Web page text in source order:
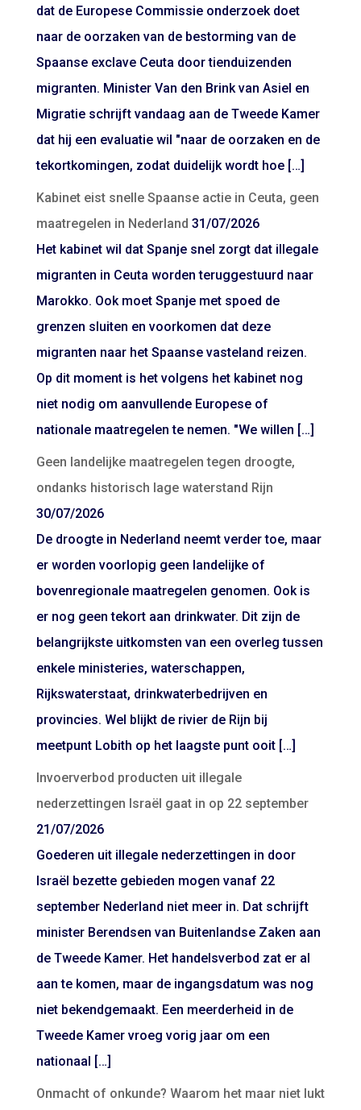
dat de Europese Commissie onderzoek doet
naar de oorzaken van de bestorming van de
Spaanse exclave Ceuta door tienduizenden
migranten. Minister Van den Brink van Asiel en
Migratie schrijft vandaag aan de Tweede Kamer
dat hij een evaluatie wil "naar de oorzaken en de
tekortkomingen, zodat duidelijk wordt hoe […]
Kabinet eist snelle Spaanse actie in Ceuta, geen
maatregelen in Nederland 31/07/2026
Het kabinet wil dat Spanje snel zorgt dat illegale
migranten in Ceuta worden teruggestuurd naar
Marokko. Ook moet Spanje met spoed de
grenzen sluiten en voorkomen dat deze
migranten naar het Spaanse vasteland reizen.
Op dit moment is het volgens het kabinet nog
niet nodig om aanvullende Europese of
nationale maatregelen te nemen. "We willen […]
Geen landelijke maatregelen tegen droogte,
ondanks historisch lage waterstand Rijn
30/07/2026
De droogte in Nederland neemt verder toe, maar
er worden voorlopig geen landelijke of
bovenregionale maatregelen genomen. Ook is
er nog geen tekort aan drinkwater. Dit zijn de
belangrijkste uitkomsten van een overleg tussen
enkele ministeries, waterschappen,
Rijkswaterstaat, drinkwaterbedrijven en
provincies. Wel blijkt de rivier de Rijn bij
meetpunt Lobith op het laagste punt ooit […]
Invoerverbod producten uit illegale
nederzettingen Israël gaat in op 22 september
21/07/2026
Goederen uit illegale nederzettingen in door
Israël bezette gebieden mogen vanaf 22
september Nederland niet meer in. Dat schrijft
minister Berendsen van Buitenlandse Zaken aan
de Tweede Kamer. Het handelsverbod zat er al
aan te komen, maar de ingangsdatum was nog
niet bekendgemaakt. Een meerderheid in de
Tweede Kamer vroeg vorig jaar om een
nationaal […]
Onmacht of onkunde? Waarom het maar niet lukt